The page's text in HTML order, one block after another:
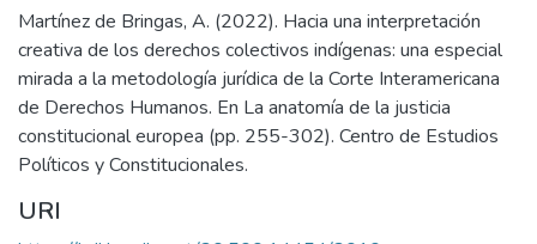
Martínez de Bringas, A. (2022). Hacia una interpretación
creativa de los derechos colectivos indígenas: una especial
mirada a la metodología jurídica de la Corte Interamericana
de Derechos Humanos. En La anatomía de la justicia
constitucional europea (pp. 255-302). Centro de Estudios
Políticos y Constitucionales.
URI